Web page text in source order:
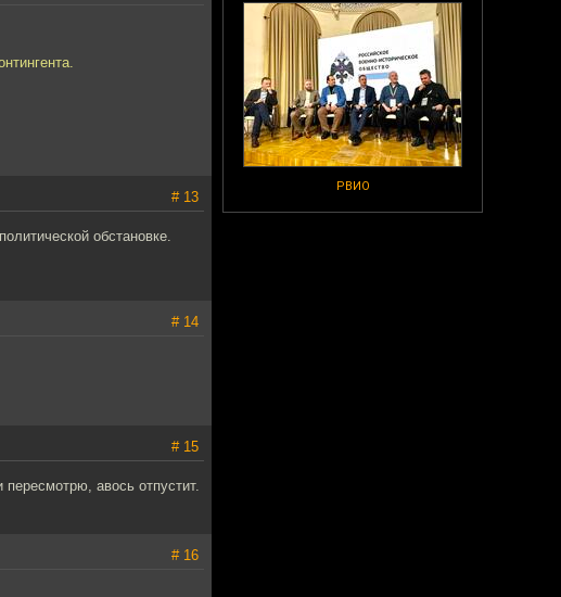
РВИО
# 13
обстановке.
# 14
# 15
авось отпустит.
# 16